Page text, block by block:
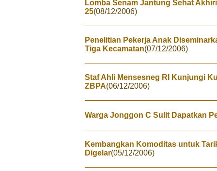
Lomba Senam Jantung Sehat
25(08/12/2006)
Penelitian Pekerja Anak
Tiga Kecamatan(07/12/2006)
Staf Ahli Mensesneg RI Kunjungi
ZBPA(06/12/2006)
Warga Jonggon C Sulit Dapatkan
Kembangkan Komoditas untuk
Digelar(05/12/2006)